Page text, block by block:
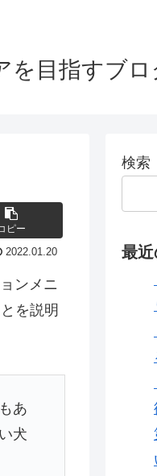
を目指すブロ
ピー
2022.01.20
ンメニ
を説明
あ
犬
検索
最